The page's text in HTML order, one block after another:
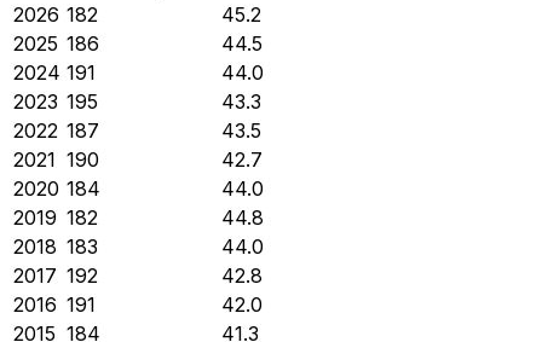
2026 182
45.2
2025 186
44.5
2024 191
44.0
2023 195
43.3
2022 187
43.5
2021 190
42.7
2020 184
44.0
2019 182
44.8
2018 183
44.0
2017 192
42.8
2016 191
42.0
2015 184 41.3